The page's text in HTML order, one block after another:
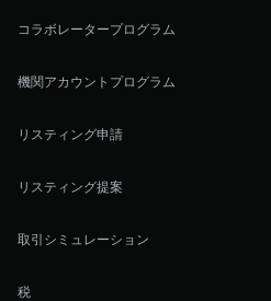
コラボレータープログラム
機関アカウントプログラム
リスティング申請
リスティング提案
取引シミュレーション
税